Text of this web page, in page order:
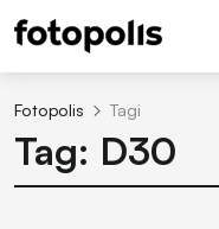
Fotopolis Tagi
Tag: D30